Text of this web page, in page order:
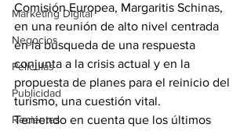
Marketing Digital
Negocios
Películas
Publicidad
Recientes
Comisión Europea, Margaritis Schinas,
en una reunión de alto nivel centrada
en la búsqueda de una respuesta
conjunta a la crisis actual y en la
propuesta de planes para el reinicio del
turismo, una cuestión vital.
Teniendo en cuenta que los últimos